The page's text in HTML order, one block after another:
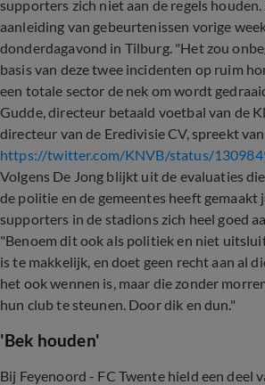
supporters zich niet aan de regels
aanleiding van gebeurtenissen vorige
donderdagavond in Tilburg. "Het zou
basis van deze twee incidenten op ruim
een totale sector de nek om wordt
Gudde, directeur betaald voetbal van de
directeur van de Eredivisie CV, spreekt
https://twitter.com/KNVB/status/
Volgens De Jong blijkt uit de evaluaties
de politie en de gemeentes heeft gemaakt
supporters in de stadions zich heel goed
"Benoem dit ook als politiek en niet
is te makkelijk, en doet geen recht aan al
het ook wennen is, maar die zonder
hun club te steunen. Door dik en dun."
'Bek houden'
Bij Feyenoord - FC Twente hield een deel